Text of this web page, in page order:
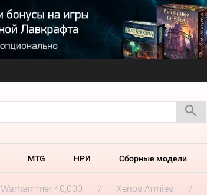
MTG НРИ Сборные модели
Warhammer 40,000 Xenos Armies